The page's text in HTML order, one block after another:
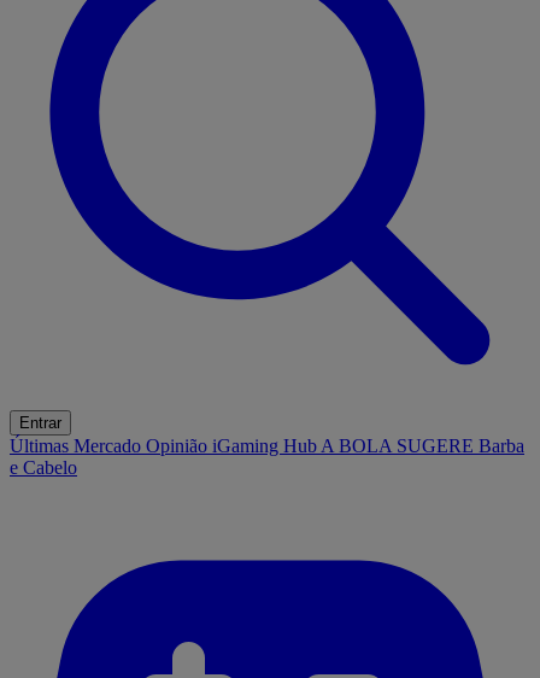
Entrar
Últimas Mercado Opinião iGaming Hub A BOLA SUGERE Barba
e Cabelo